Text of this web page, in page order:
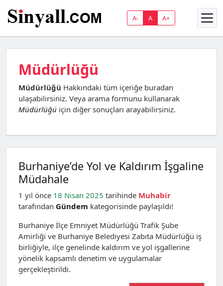
A- A A+
Müdürlüğü
Müdürlüğü Hakkındaki tüm içeriğe buradan
ulaşabilirsiniz. Veya arama formunu kullanarak
Müdürlüğü için diğer sonuçları arayabilirsiniz.
Burhaniye’de Yol ve Kaldırım İşgaline
Müdahale
1 yıl önce 18 Nisan 2025 tarihinde Muhabir
tarafından Gündem kategorisinde paylaşıldı!
Burhaniye İlçe Emniyet Müdürlüğü Trafik Şube
Amirliği ve Burhaniye Belediyesi Zabıta Müdürlüğü iş
birliğiyle, ilçe genelinde kaldırım ve yol işgallerine
yönelik kapsamlı denetim ve uygulamalar
gerçekleştirildi.